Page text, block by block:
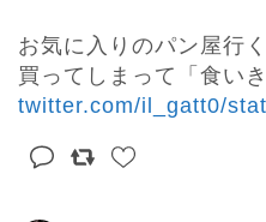
お気に入りのパン屋行
twitter.com/il_gatt0/